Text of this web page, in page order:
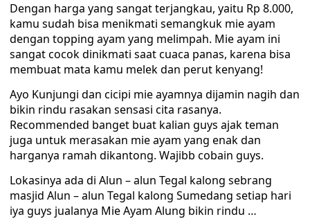
Dengan harga yang sangat terjangkau, yaitu Rp 8.000,
kamu sudah bisa menikmati semangkuk mie ayam
dengan topping ayam yang melimpah. Mie ayam ini
sangat cocok dinikmati saat cuaca panas, karena bisa
membuat mata kamu melek dan perut kenyang!
Ayo Kunjungi dan cicipi mie ayamnya dijamin nagih dan
bikin rindu rasakan sensasi cita rasanya.
Recommended banget buat kalian guys ajak teman
juga untuk merasakan mie ayam yang enak dan
harganya ramah dikantong. Wajibb cobain guys.
Lokasinya ada di Alun – alun Tegal kalong sebrang
masjid Alun – alun Tegal kalong Sumedang setiap hari
iya guys jualanya Mie Ayam Alung bikin rindu …